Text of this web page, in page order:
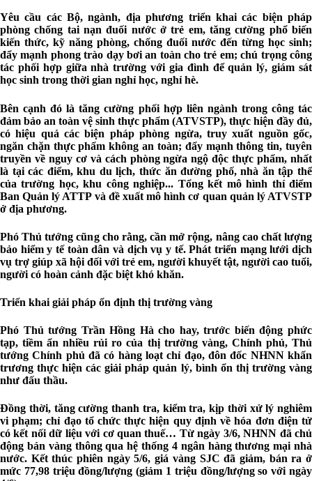
Yêu cầu các Bộ, ngành, địa phương triển khai các biện pháp
phòng chống tai nạn đuối nước ở trẻ em, tăng cường phổ biến
kiến thức, kỹ năng phòng, chống đuối nước đến từng học sinh;
đẩy mạnh phong trào dạy bơi an toàn cho trẻ em; chú trọng công
tác phối hợp giữa nhà trường với gia đình để quản lý, giám sát
học sinh trong thời gian nghỉ học, nghỉ hè.
Bên cạnh đó là tăng cường phối hợp liên ngành trong công tác
đảm bảo an toàn vệ sinh thực phẩm (ATVSTP), thực hiện đầy đủ,
có hiệu quả các biện pháp phòng ngừa, truy xuất nguồn gốc,
ngăn chặn thực phẩm không an toàn; đẩy mạnh thông tin, tuyên
truyền về nguy cơ và cách phòng ngừa ngộ độc thực phẩm, nhất
là tại các điểm, khu du lịch, thức ăn đường phố, nhà ăn tập thể
của trường học, khu công nghiệp... Tổng kết mô hình thí điểm
Ban Quản lý ATTP và đề xuất mô hình cơ quan quản lý ATVSTP
ở địa phương.
Phó Thủ tướng cũng cho rằng, cần mở rộng, nâng cao chất lượng
bảo hiểm y tế toàn dân và dịch vụ y tế. Phát triển mạng lưới dịch
vụ trợ giúp xã hội đối với trẻ em, người khuyết tật, người cao tuổi,
người có hoàn cảnh đặc biệt khó khăn.
Triển khai giải pháp ổn định thị trường vàng
Phó Thủ tướng Trần Hồng Hà cho hay, trước biến động phức
tạp, tiềm ẩn nhiều rủi ro của thị trường vàng, Chính phủ, Thủ
tướng Chính phủ đã có hàng loạt chỉ đạo, đôn đốc NHNN khẩn
trương thực hiện các giải pháp quản lý, bình ổn thị trường vàng
như đấu thầu.
Đồng thời, tăng cường thanh tra, kiểm tra, kịp thời xử lý nghiêm
vi phạm; chỉ đạo tổ chức thực hiện quy định về hóa đơn điện tử
có kết nối dữ liệu với cơ quan thuế… Từ ngày 3/6, NHNN đã chủ
động bán vàng thông qua hệ thống 4 ngân hàng thương mại nhà
nước. Kết thúc phiên ngày 5/6, giá vàng SJC đã giảm, bán ra ở
mức 77,98 triệu đồng/lượng (giảm 1 triệu đồng/lượng so với ngày